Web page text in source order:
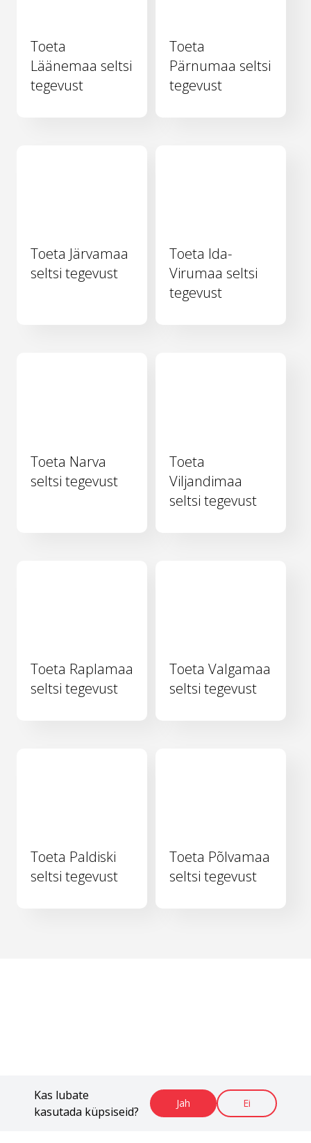
Kas lubate
kasutada küpsiseid?
Jah Ei
Toeta
Läänemaa seltsi
tegevust
Toeta
Pärnumaa seltsi
tegevust
Toeta Järvamaa
seltsi tegevust
Toeta Ida-
Virumaa seltsi
tegevust
Toeta Narva
seltsi tegevust
Toeta
Viljandimaa
seltsi tegevust
Toeta Raplamaa
seltsi tegevust
Toeta Valgamaa
seltsi tegevust
Toeta Paldiski
seltsi tegevust
Toeta Põlvamaa
seltsi tegevust